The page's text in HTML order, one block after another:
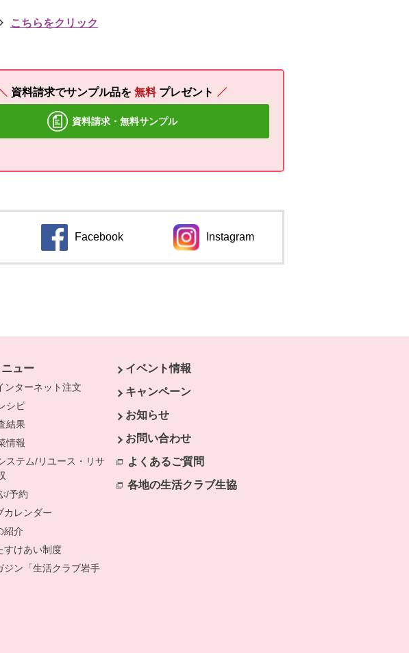
こちらをクリック
資料請求でサンプル品を 無料 プレゼント
資料請求・無料サンプル
Facebook Instagram
す。
ュー
ンターネット注文 別のウィンドウで開きます。
シピ
結果 別のウィンドウで開きます。
情報 別のウィンドウで開きます。
ステム/リユース・リサ
/予約
カレンダー
紹介
すけあい制度
ジン「生活クラブ岩手
イベント情報
キャンペーン
お知らせ
お問い合わせ
よくあるご質問
各地の生活クラブ生協